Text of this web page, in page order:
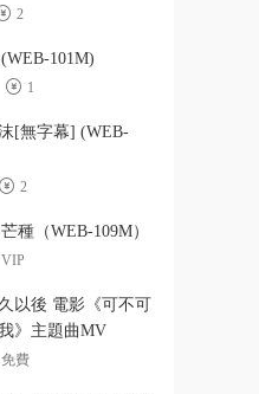
2
101M)
1
[無字幕] (WEB-
2
種（WEB-109M）
VIP
以後 電影《可不可
》主題曲MV
免費